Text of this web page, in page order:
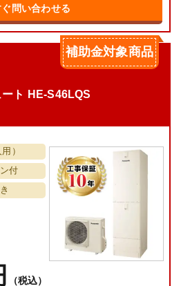
問い合わせる
補助金対象商品
ト HE-S46LQS
）
付
（税込）